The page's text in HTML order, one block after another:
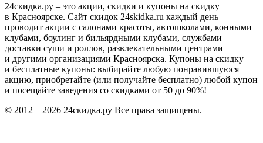
24скидка.ру – это акции, скидки и купоны на скидку
в Красноярске. Сайт скидок 24skidka.ru каждый день
проводит акции с салонами красоты, автошколами, конными
клубами, боулинг и бильярдными клубами, службами
доставки суши и роллов, развлекательными центрами
и другими организациями Красноярска. Купоны на скидку
и бесплатные купоны: выбирайте любую понравившуюся
акцию, приобретайте (или получайте бесплатно) любой купон
и посещайте заведения со скидками от 50 до 90%!
© 2012 – 2026 24скидка.ру Все права защищены.